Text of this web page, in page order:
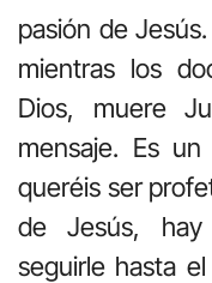
pasión de
mientras los
Dios, muere
mensaje. Es
queréis ser
de Jesús,
seguirle hasta